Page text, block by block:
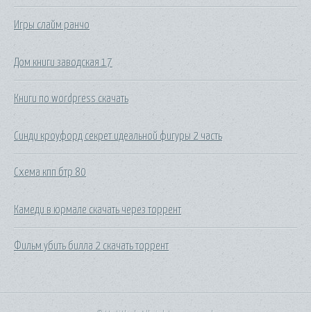
Игры слайм ранчо
Дом книги заводская 17
Книги по wordpress скачать
Синди кроуфорд секрет идеальной фигуры 2 часть
Схема кпп бтр 80
Камеди в юрмале скачать через торрент
Фильм убить билла 2 скачать торрент